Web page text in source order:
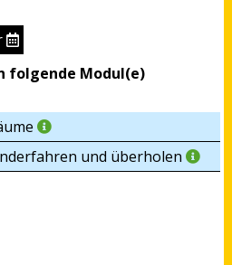
folgende Modul(e)
und überholen